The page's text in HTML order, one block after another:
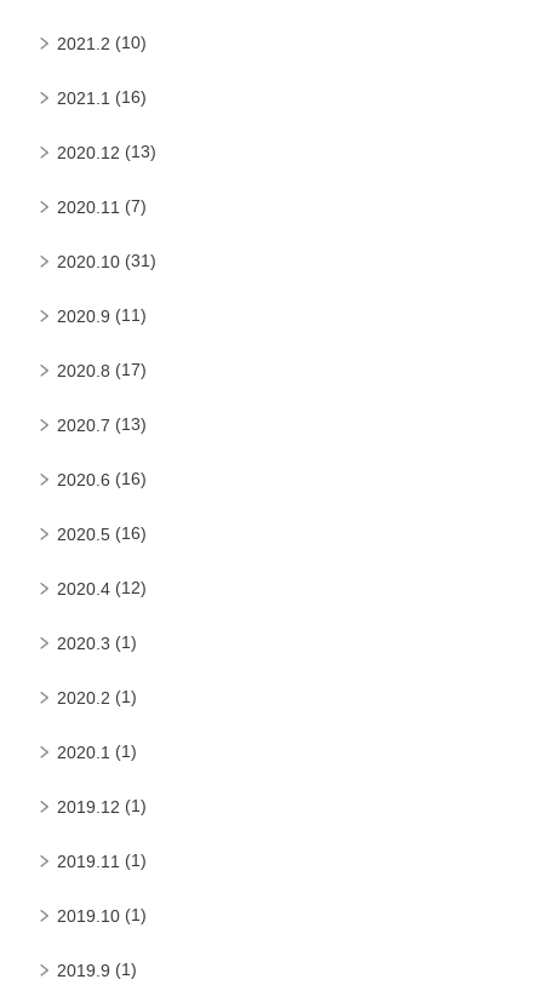
2021.2 (10)
2021.1 (16)
2020.12 (13)
2020.11 (7)
2020.10 (31)
2020.9 (11)
2020.8 (17)
2020.7 (13)
2020.6 (16)
2020.5 (16)
2020.4 (12)
2020.3 (1)
2020.2 (1)
2020.1 (1)
2019.12 (1)
2019.11 (1)
2019.10 (1)
2019.9 (1)